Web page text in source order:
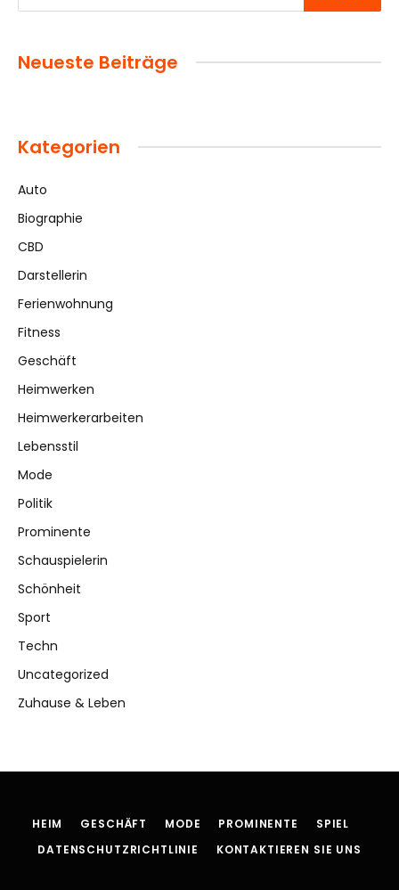
Neueste Beiträge
Kategorien
Auto
Biographie
CBD
Darstellerin
Ferienwohnung
Fitness
Geschäft
Heimwerken
Heimwerkerarbeiten
Lebensstil
Mode
Politik
Prominente
Schauspielerin
Schönheit
Sport
Techn
Uncategorized
Zuhause & Leben
HEIM GESCHÄFT MODE PROMINENTE
SPIEL
DATENSCHUTZRICHTLINIE
KONTAKTIEREN SIE UNS